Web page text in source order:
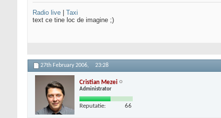
Radio live
Taxi
text ce tine loc de imagine ;)
27th February 2006, 23:28
Cristian Mezei
Administrator
Reputatie: 66